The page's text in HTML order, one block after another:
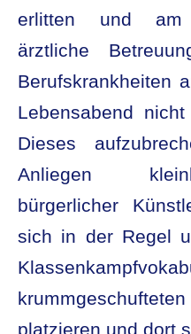
erlitten und am
ärztliche
Berufskrankheiten
Lebensabend
Dieses
Anliegen
bürgerlicher
sich in der Regel
platzieren und dort